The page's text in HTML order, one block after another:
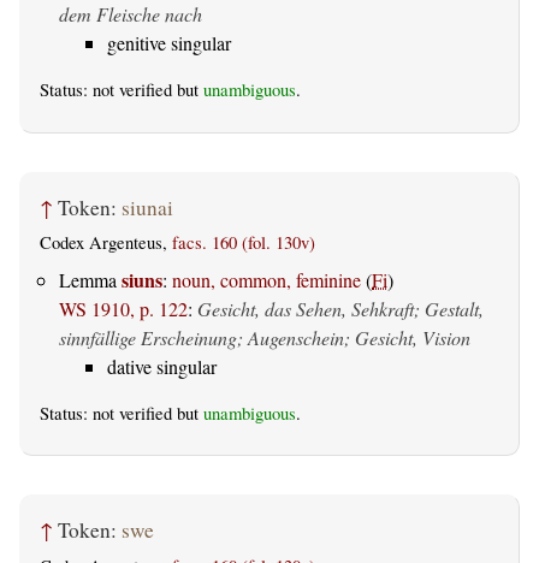
dem Fleische nach
genitive singular
Status: not verified but unambiguous.
↑ Token: siunai
Codex Argenteus, facs. 160 (fol. 130v)
Lemma siuns: noun, common, feminine(Fi)
WS 1910, p. 122: Gesicht, das Sehen, Sehkraft; Gestalt,
sinnfällige Erscheinung; Augenschein; Gesicht, Vision
dative singular
Status: not verified but unambiguous.
↑ Token: swe